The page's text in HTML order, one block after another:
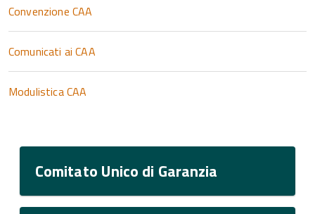
Convenzione CAA
Comunicati ai CAA
Modulistica CAA
Comitato Unico di Garanzia